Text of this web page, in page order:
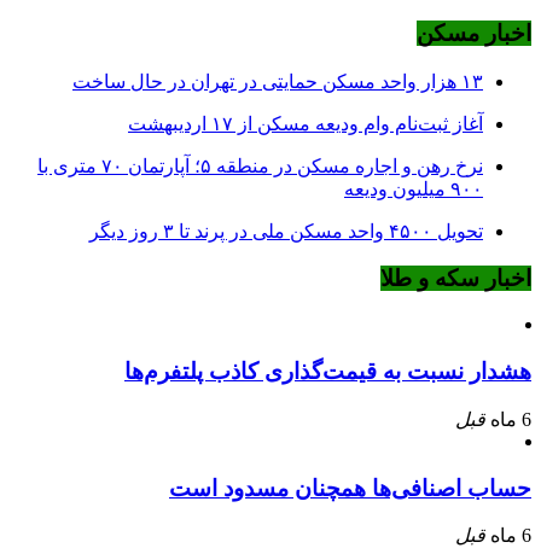
اخبار مسکن
۱۳ هزار واحد مسکن حمایتی در تهران در حال ساخت
آغاز ثبت‌نام وام ودیعه مسکن از ۱۷ اردیبهشت
نرخ‌ رهن و اجاره مسکن در منطقه ۵؛ آپارتمان ۷۰ متری با
۹۰۰ میلیون ودیعه
تحویل ۴۵۰۰ واحد مسکن ملی در پرند تا ۳ روز دیگر
اخبار سکه و طلا
هشدار نسبت به قیمت‌گذاری کاذب پلتفرم‌ها
6 ماه قبل
حساب اصنافی‌ها همچنان مسدود است
6 ماه قبل